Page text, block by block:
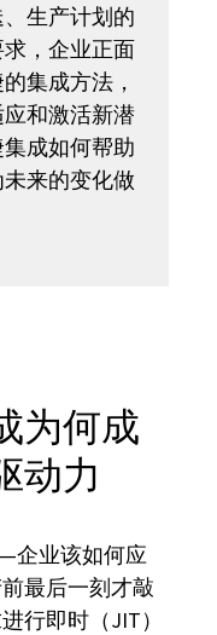
生产计划的
，企业正面
集成方法，
和激活新潜
成如何帮助
来的变化做
为何成
动力
企业该如何应
最后一刻才敲
行即时（JIT）